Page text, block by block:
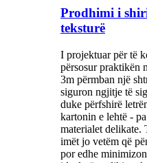
Prodhimi i
teksturë
I projektuar për të
përsosur praktikën
3m përmban një
siguron ngjitje të
duke përfshirë
kartonin e lehtë -
materialet delikate.
imët jo vetëm që
por edhe